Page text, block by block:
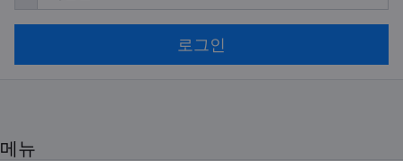
로그인
메뉴